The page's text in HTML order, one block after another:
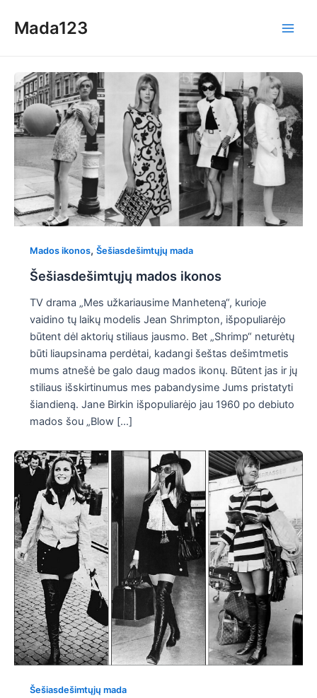
Mada123
Mados ikonos, Šešiasdešimtųjų mada
Šešiasdešimtųjų mados ikonos
TV drama „Mes užkariausime Manheteną“, kurioje
vaidino tų laikų modelis Jean Shrimpton, išpopuliarėjo
būtent dėl aktorių stiliaus jausmo. Bet „Shrimp“ neturėtų
būti liaupsinama perdėtai, kadangi šeštas dešimtmetis
mums atnešė be galo daug mados ikonų. Būtent jas ir jų
stiliaus išskirtinumus mes pabandysime Jums pristatyti
šiandieną. Jane Birkin išpopuliarėjo jau 1960 po debiuto
mados šou „Blow […]
Šešiasdešimtųjų mada